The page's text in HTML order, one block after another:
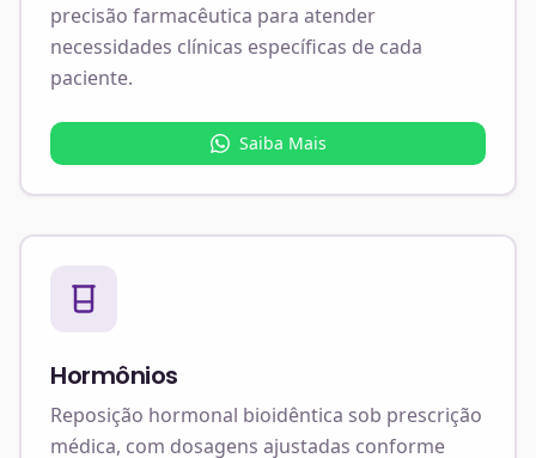
precisão farmacêutica para atender
necessidades clínicas específicas de cada
paciente.
Saiba Mais
Hormônios
Reposição hormonal bioidêntica sob prescrição
médica, com dosagens ajustadas conforme